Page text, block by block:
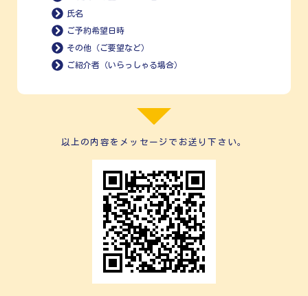
氏名
ご予約希望日時
その他（ご要望など）
ご紹介者（いらっしゃる場合）
以上の内容をメッセージでお送り下さい。